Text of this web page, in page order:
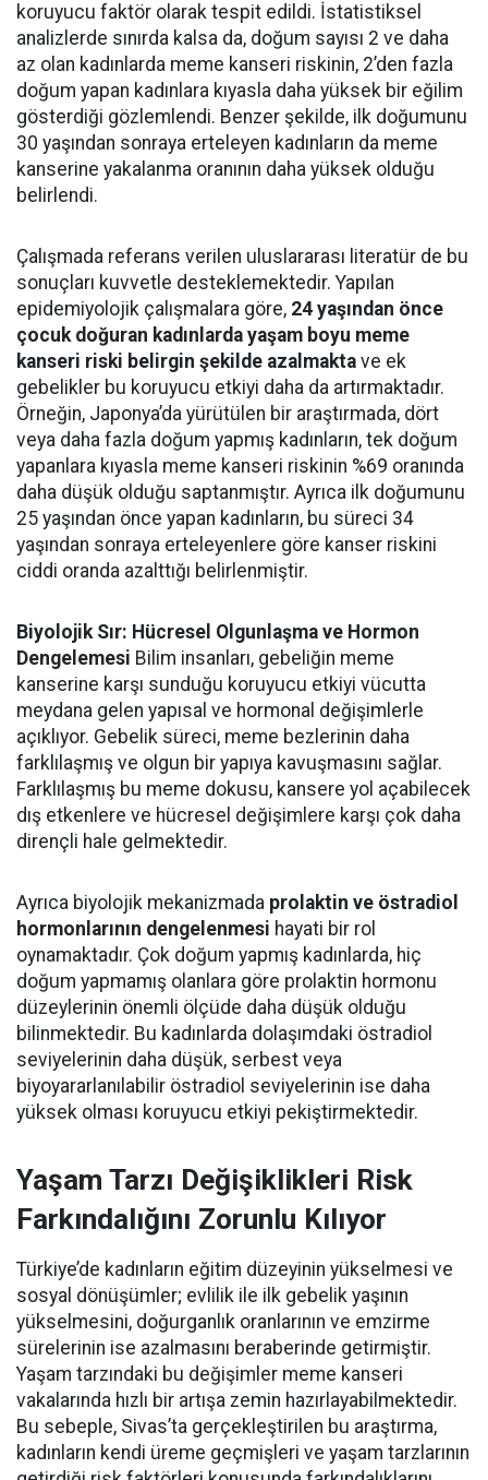
koruyucu faktör olarak tespit edildi. İstatistiksel
analizlerde sınırda kalsa da, doğum sayısı 2 ve daha
az olan kadınlarda meme kanseri riskinin, 2’den fazla
doğum yapan kadınlara kıyasla daha yüksek bir eğilim
gösterdiği gözlemlendi. Benzer şekilde, ilk doğumunu
30 yaşından sonraya erteleyen kadınların da meme
kanserine yakalanma oranının daha yüksek olduğu
belirlendi.
Çalışmada referans verilen uluslararası literatür de bu
sonuçları kuvvetle desteklemektedir. Yapılan
epidemiyolojik çalışmalara göre, 24 yaşından önce
çocuk doğuran kadınlarda yaşam boyu meme
kanseri riski belirgin şekilde azalmakta ve ek
gebelikler bu koruyucu etkiyi daha da artırmaktadır.
Örneğin, Japonya’da yürütülen bir araştırmada, dört
veya daha fazla doğum yapmış kadınların, tek doğum
yapanlara kıyasla meme kanseri riskinin %69 oranında
daha düşük olduğu saptanmıştır. Ayrıca ilk doğumunu
25 yaşından önce yapan kadınların, bu süreci 34
yaşından sonraya erteleyenlere göre kanser riskini
ciddi oranda azalttığı belirlenmiştir.
Biyolojik Sır: Hücresel Olgunlaşma ve Hormon
Dengelemesi Bilim insanları, gebeliğin meme
kanserine karşı sunduğu koruyucu etkiyi vücutta
meydana gelen yapısal ve hormonal değişimlerle
açıklıyor. Gebelik süreci, meme bezlerinin daha
farklılaşmış ve olgun bir yapıya kavuşmasını sağlar.
Farklılaşmış bu meme dokusu, kansere yol açabilecek
dış etkenlere ve hücresel değişimlere karşı çok daha
dirençli hale gelmektedir.
Ayrıca biyolojik mekanizmada prolaktin ve östradiol
hormonlarının dengelenmesi hayati bir rol
oynamaktadır. Çok doğum yapmış kadınlarda, hiç
doğum yapmamış olanlara göre prolaktin hormonu
düzeylerinin önemli ölçüde daha düşük olduğu
bilinmektedir. Bu kadınlarda dolaşımdaki östradiol
seviyelerinin daha düşük, serbest veya
biyoyararlanılabilir östradiol seviyelerinin ise daha
yüksek olması koruyucu etkiyi pekiştirmektedir.
Yaşam Tarzı Değişiklikleri Risk
Farkındalığını Zorunlu Kılıyor
Türkiye’de kadınların eğitim düzeyinin yükselmesi ve
sosyal dönüşümler; evlilik ile ilk gebelik yaşının
yükselmesini, doğurganlık oranlarının ve emzirme
sürelerinin ise azalmasını beraberinde getirmiştir.
Yaşam tarzındaki bu değişimler meme kanseri
vakalarında hızlı bir artışa zemin hazırlayabilmektedir.
Bu sebeple, Sivas’ta gerçekleştirilen bu araştırma,
kadınların kendi üreme geçmişleri ve yaşam tarzlarının